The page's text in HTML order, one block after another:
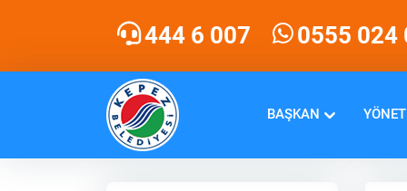
444 6 007 0555 024
BAŞKAN